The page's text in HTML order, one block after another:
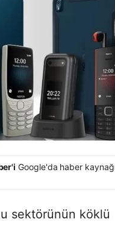
Google'da haber
sektörünün köklü